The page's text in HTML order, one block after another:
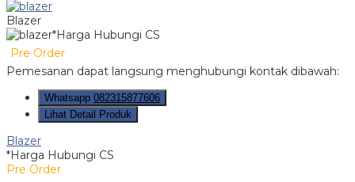
Blazer
*Harga Hubungi CS
Pre Order
Pemesanan dapat langsung menghubungi kontak dibawah:
Whatsapp 082315877606
Lihat Detail Produk
Blazer
*Harga Hubungi CS
Pre Order